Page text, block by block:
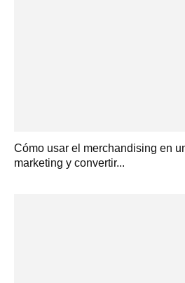
Cómo usar el merchandising en
marketing y convertir...